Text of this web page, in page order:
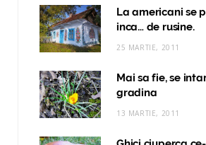
La americani se
inca… de rusine.
25 MARTIE, 2011
Mai sa fie, se
gradina
13 MARTIE, 2011